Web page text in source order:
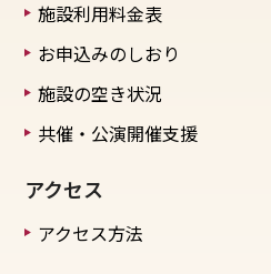
施設利用料金表
お申込みのしおり
施設の空き状況
共催・公演開催支援
アクセス
アクセス方法